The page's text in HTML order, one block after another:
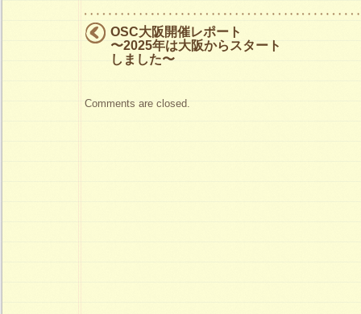
OSC大阪開催レポート
〜2025年は大阪からスタート
しました〜
Comments are closed.